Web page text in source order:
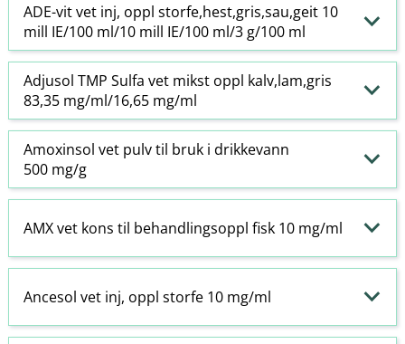
ADE-vit vet inj, oppl storfe,hest,gris,sau,geit 10
mill IE/100 ml/10 mill IE/100 ml/3 g/100 ml
Adjusol TMP Sulfa vet mikst oppl kalv,lam,gris
83,35 mg/ml/16,65 mg/ml
Amoxinsol vet pulv til bruk i drikkevann
500 mg/g
AMX vet kons til behandlingsoppl fisk 10 mg/ml
Ancesol vet inj, oppl storfe 10 mg/ml